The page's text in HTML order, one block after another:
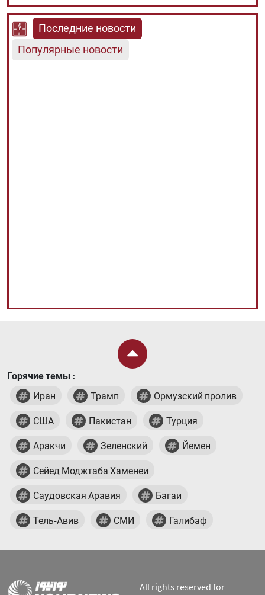
Последние новости
Популярные новости
Горячие темы :
Иран
Трамп Ормузский пролив
США Пакистан Турция
Аракчи Зеленский Йемен
Сейед Моджтаба Хаменеи
Саудовская Аравия Багаи
Тель-Авив СМИ Галибаф
All rights reserved for